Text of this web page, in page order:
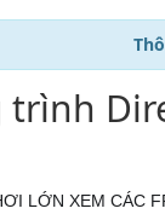
trình
LỚN XEM CÁC